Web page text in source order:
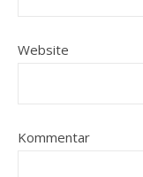
Website
Kommentar